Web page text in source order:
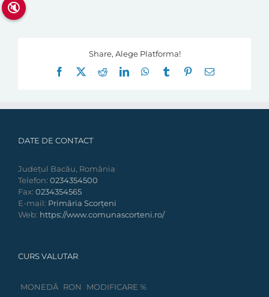
Share, Alege Platforma!
Facebook
RedditLinkedInWhatsApp
Tumblr Pinterest
E-
DATE DE CONTACT
Județul Bacău, România
Telefon: 0234354500
Fax: 0234354565
E-mail: Primăria Scorțeni
Web: https://www.comunascorteni.ro/
CURS VALUTAR
MONEDĂ RON
MODIFICARE %
🔇